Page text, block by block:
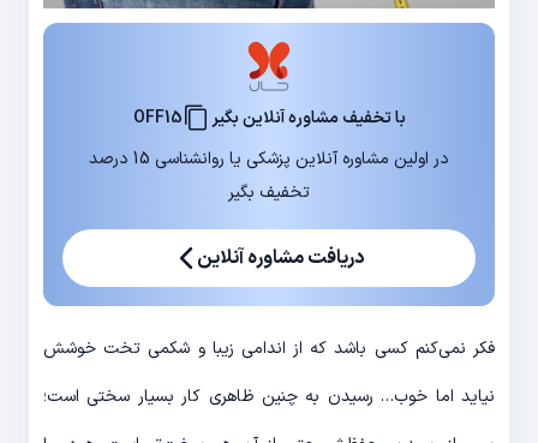
با تخفیف مشاوره آنلاین بگیر
OFF15
در اولین مشاوره آنلاین پزشکی یا روانشناسی 15 درصد
تخفیف بگیر
دریافت مشاوره آنلاین
فکر نمی‌کنم کسی باشد که از اندامی زیبا و شکمی تخت خوشش
نیاید اما خوب… رسیدن به چنین ظاهری کار بسیار سختی است؛